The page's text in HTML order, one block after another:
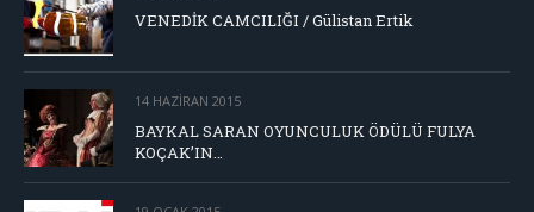
VENEDİK CAMCILIĞI / Gülistan Ertik
14 HAZIRAN 2015
BAYKAL SARAN OYUNCULUK ÖDÜLÜ FULYA
KOÇAK’IN…